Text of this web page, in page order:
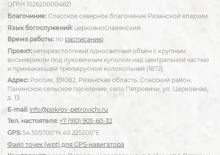
ОГРН 1026200004621
Благочиние: Спасское северное благочиние Рязанской епархии
Язык богослужений: церковнославянский
Время работы: по расписанию
Проект: четырехстолпный односветный объём с крупным
восьмериком под луковичным куполом над центральной частью
и примыкающей трехъярусной колокольней (1872)
Адрес: Россия, 391082, Рязанская область, Спасский район,
Панинское сельское поселение, село Петровичи, ул. Церковная,
д. 13
E-mail: info@pokrov-petrovichi.ru
Тел. настоятеля: +7 (910) 905-60-32
GPS: 54.505700°N 40.225200°E
Файл точек (wpt) для GPS-навигатора